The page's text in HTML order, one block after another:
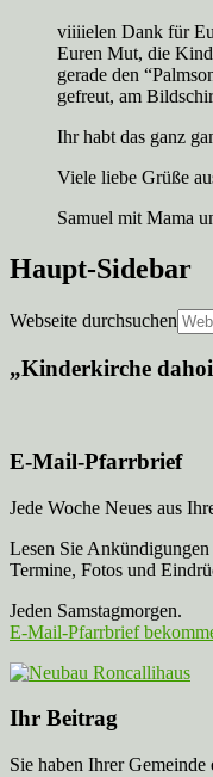
viiiielen Dank für
Euren Mut, die
gerade den
gefreut, am
Ihr habt das ganz
Viele liebe Grüße
Samuel mit Mama
Haupt-Sidebar
Webseite durchsuchen
„Kinderkirche
E-Mail-Pfarrbrief
Jede Woche Neues aus
Lesen Sie
Termine, Fotos und
Jeden Samstagmorgen.
E-Mail-Pfarrbrief
Ihr Beitrag
Sie haben Ihrer